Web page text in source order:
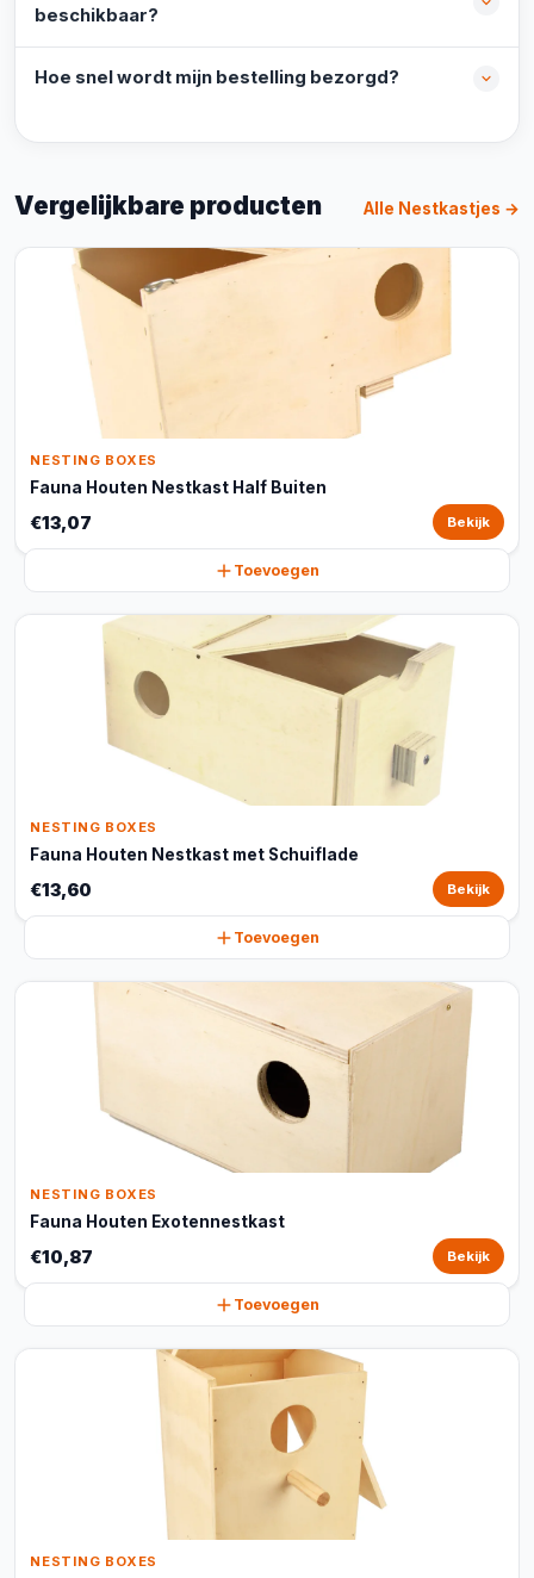
beschikbaar?
Hoe snel wordt mijn bestelling bezorgd?
Vergelijkbare producten Alle Nestkastjes →
NESTING BOXES
Fauna Houten Nestkast Half Buiten
€13,07 Bekijk
Toevoegen
NESTING BOXES
Fauna Houten Nestkast met Schuiflade
€13,60 Bekijk
Toevoegen
NESTING BOXES
Fauna Houten Exotennestkast
€10,87 Bekijk
Toevoegen
NESTING BOXES